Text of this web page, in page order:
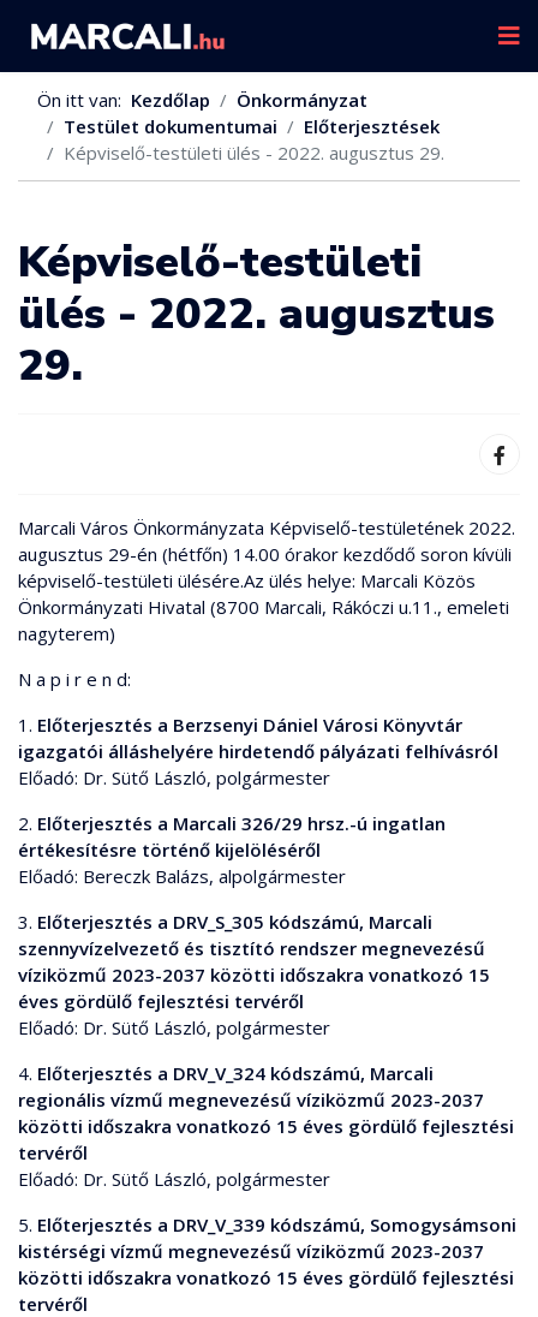
Ön itt van: Kezdőlap
Önkormányzat
Testület dokumentumai
Előterjesztések
Képviselő-testületi ülés - 2022. augusztus 29.
Képviselő-testületi
ülés - 2022. augusztus
29.
Marcali Város Önkormányzata Képviselő-testületének 2022.
augusztus 29-én (hétfőn) 14.00 órakor kezdődő soron kívüli
képviselő-testületi ülésére.Az ülés helye: Marcali Közös
Önkormányzati Hivatal (8700 Marcali, Rákóczi u.11., emeleti
nagyterem)
N a p i r e n d:
1. Előterjesztés a Berzsenyi Dániel Városi Könyvtár
igazgatói álláshelyére hirdetendő pályázati felhívásról
Előadó: Dr. Sütő László, polgármester
2. Előterjesztés a Marcali 326/29 hrsz.-ú ingatlan
értékesítésre történő kijelöléséről
Előadó: Bereczk Balázs, alpolgármester
3. Előterjesztés a DRV_S_305 kódszámú, Marcali
szennyvízelvezető és tisztító rendszer megnevezésű
víziközmű 2023-2037 közötti időszakra vonatkozó 15
éves gördülő fejlesztési tervéről
Előadó: Dr. Sütő László, polgármester
4. Előterjesztés a DRV_V_324 kódszámú, Marcali
regionális vízmű megnevezésű víziközmű 2023-2037
közötti időszakra vonatkozó 15 éves gördülő fejlesztési
tervéről
Előadó: Dr. Sütő László, polgármester
5. Előterjesztés a DRV_V_339 kódszámú, Somogysámsoni
kistérségi vízmű megnevezésű víziközmű 2023-2037
közötti időszakra vonatkozó 15 éves gördülő fejlesztési
tervéről